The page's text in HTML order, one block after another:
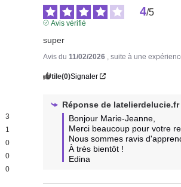
3
1
0
0
0
4/5
Avis vérifié
super
Avis du 11/02/2026 , suite à une
Utile(0)Signaler
Réponse de latelierdelucie.fr
Bonjour Marie-Jeanne,
Merci beaucoup pour votre
Nous sommes ravis
À très bientôt !
Edina